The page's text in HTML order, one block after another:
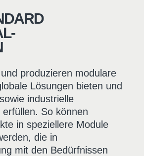
produzieren modulare
Lösungen bieten und
industrielle
So können
in speziellere Module
die in
mit den Bedürfnissen